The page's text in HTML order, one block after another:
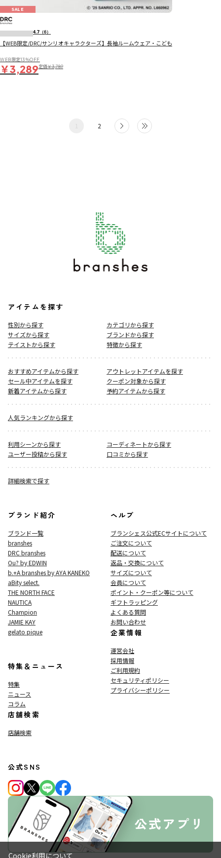
SALE
4.7 （6）
【WEB限定/DRC/サンリオキャラクターズ】長袖ルームウェア・こども
WEB限定13％OFF
￥3,289定価￥3,789
2
アイテムを探す
性別から探す
カテゴリから探す
サイズから探す
ブランドから探す
テイストから探す
特徴から探す
おすすめアイテムから探す
アウトレットアイテムを探す
セール中アイテムを探す
クーポン対象から探す
新着アイテムから探す
予約アイテムから探す
人気ランキングから探す
利用シーンから探す
コーディネートから探す
ユーザー投稿から探す
口コミから探す
詳細検索で探す
ブランド紹介
ブランド一覧
branshes
DRC branshes
Ou? by EDWIN
b.+A branshes by AYA KANEKO
aBity select.
THE NORTH FACE
NAUTICA
Champion
JAMIE KAY
gelato pique
特集＆ニュース
特集
ニュース
コラム
店舗検索
店舗検索
ヘルプ
ブランシェス公式ECサイトについて
ご注文について
配送について
返品・交換について
サイズについて
会員について
ポイント・クーポン等について
ギフトラッピング
よくある質問
お問い合わせ
企業情報
運営会社
採用情報
ご利用規約
セキュリティポリシー
プライバシーポリシー
公式SNS
Cookie利用について